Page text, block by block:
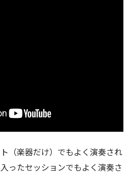
（楽器だけ）でもよく演奏され
ったセッションでもよく演奏さ